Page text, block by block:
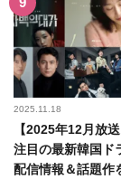
2025.11.18
【2025年12月放
注目の最新韓国ド
配信情報＆話題作